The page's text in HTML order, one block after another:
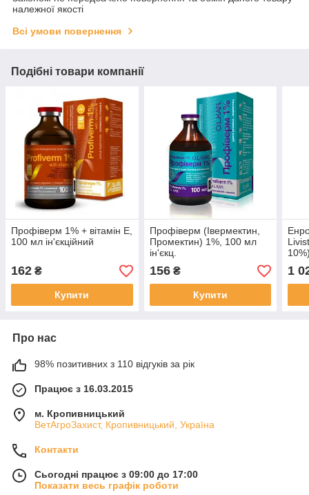
належної якості
Всі умови повернення
Подібні товари компанії
Профіверм 1% + вітамін Е,
100 мл ін'єкційний
162 ₴
Купити
Профіверм (Івермектин,
Промектин) 1%, 100 мл
ін'єкц.
156₴
Купити
1
Про нас
98% позитивних з 110 відгуків за рік
Працює з 16.03.2015
м. Кропивницький
ВетАгроЗахист, Кропивницький, Україна
Контакти
Сьогодні працює з 09:00 до 17:00
Показати весь графік роботи